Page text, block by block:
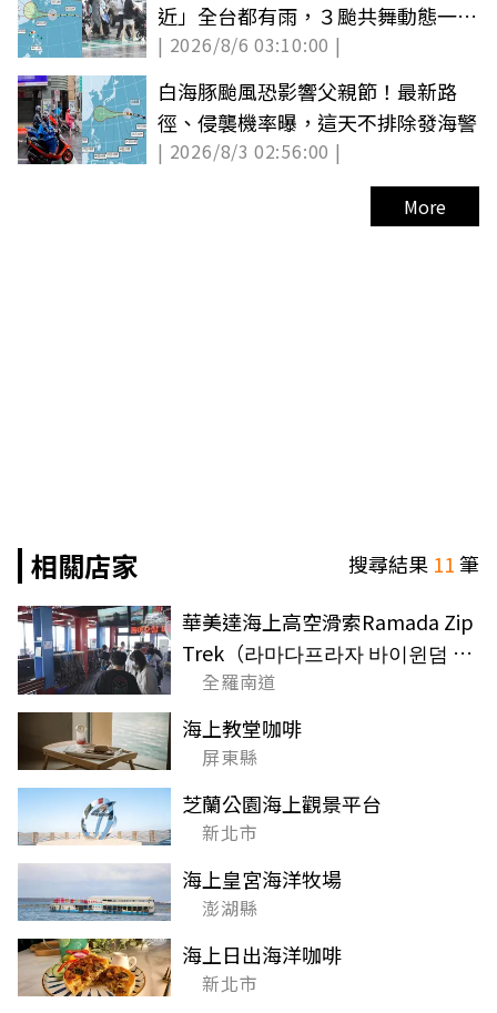
近」全台都有雨，３颱共舞動態一次
看
| 2026/8/6 03:10:00 |
白海豚颱風恐影響父親節！最新路
徑、侵襲機率曝，這天不排除發海警
| 2026/8/3 02:56:00 |
More
相關店家 搜尋結果 11筆
華美達海上高空滑索Ramada Zip
Trek（라마다프라자 바이윈덤 여
수 짚라인）
全羅南道
海上教堂咖啡
屏東縣
芝蘭公園海上觀景平台
新北市
海上皇宮海洋牧場
澎湖縣
海上日出海洋咖啡
新北市